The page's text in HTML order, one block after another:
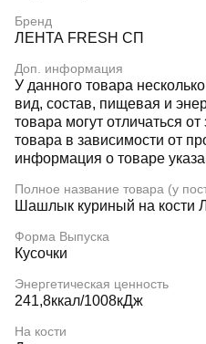
Бренд
ЛЕНТА FRESH СП
Доп. информация
У данного товара
вид, состав, пищевая и
товара могут отличаться
товара в зависимости от
информация о товаре
Полное название товара (у
Шашлык куриный на кости
Форма Выпуска
Кусочки
Энергетическая ценность
241,8ккал/1008кДж
На кости